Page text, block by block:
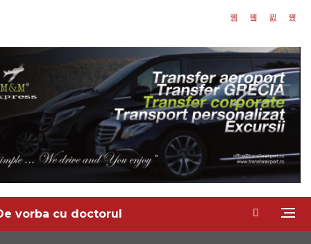
vorba cu doctorul